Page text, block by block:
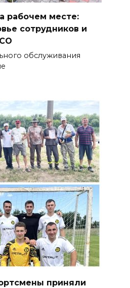
рабочем месте:
сотрудников и
обслуживания
приняли